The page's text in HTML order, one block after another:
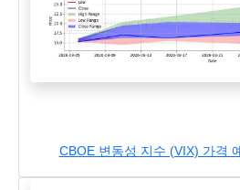
CBOE 변동성 지수 (VIX) 가격